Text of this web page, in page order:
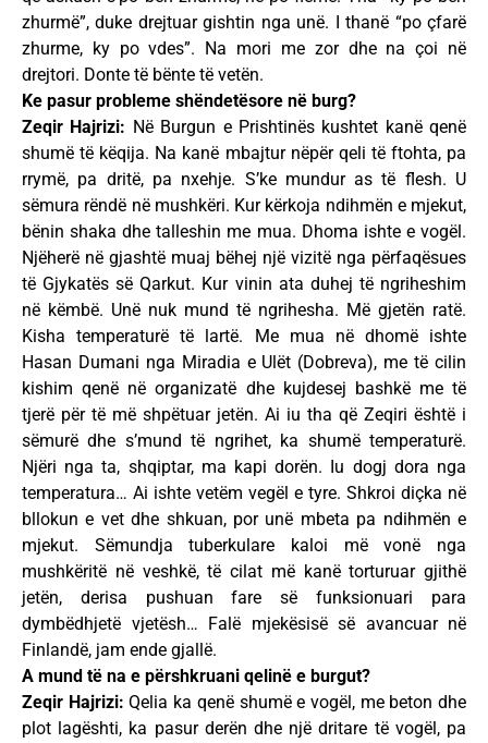
zhurmë”, duke drejtuar gishtin nga unë. I thanë “po çfarë
zhurme, ky po vdes”. Na mori me zor dhe na çoi në
drejtori. Donte të bënte të vetën.
Ke pasur probleme shëndetësore në burg?
Zeqir Hajrizi: Në Burgun e Prishtinës kushtet kanë qenë
shumë të këqija. Na kanë mbajtur nëpër qeli të ftohta, pa
rrymë, pa dritë, pa nxehje. S’ke mundur as të flesh. U
sëmura rëndë në mushkëri. Kur kërkoja ndihmën e mjekut,
bënin shaka dhe talleshin me mua. Dhoma ishte e vogël.
Njëherë në gjashtë muaj bëhej një vizitë nga përfaqësues
të Gjykatës së Qarkut. Kur vinin ata duhej të ngriheshim
në këmbë. Unë nuk mund të ngrihesha. Më gjetën ratë.
Kisha temperaturë të lartë. Me mua në dhomë ishte
Hasan Dumani nga Miradia e Ulët (Dobreva), me të cilin
kishim qenë në organizatë dhe kujdesej bashkë me të
tjerë për të më shpëtuar jetën. Ai iu tha që Zeqiri është i
sëmurë dhe s’mund të ngrihet, ka shumë temperaturë.
Njëri nga ta, shqiptar, ma kapi dorën. Iu dogj dora nga
temperatura… Ai ishte vetëm vegël e tyre. Shkroi diçka në
bllokun e vet dhe shkuan, por unë mbeta pa ndihmën e
mjekut. Sëmundja tuberkulare kaloi më vonë nga
mushkëritë në veshkë, të cilat më kanë torturuar gjithë
jetën, derisa pushuan fare së funksionuari para
dymbëdhjetë vjetësh… Falë mjekësisë së avancuar në
Finlandë, jam ende gjallë.
A mund të na e përshkruani qelinë e burgut?
Zeqir Hajrizi:Qelia ka qenë shumë e vogël, me beton dhe
plot lagështi, ka pasur derën dhe një dritare të vogël, pa